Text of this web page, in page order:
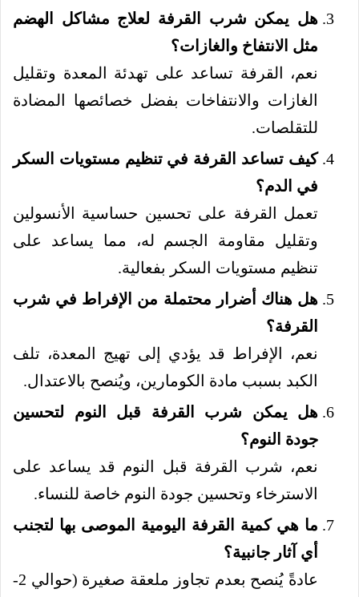
هل يمكن شرب القرفة لعلاج مشاكل الهضم
مثل الانتفاخ والغازات؟
نعم، القرفة تساعد على تهدئة المعدة وتقليل
الغازات والانتفاخات بفضل خصائصها المضادة
للتقلصات.
كيف تساعد القرفة في تنظيم مستويات السكر
في الدم؟
تعمل القرفة على تحسين حساسية الأنسولين
وتقليل مقاومة الجسم له، مما يساعد على
تنظيم مستويات السكر بفعالية.
هل هناك أضرار محتملة من الإفراط في شرب
القرفة؟
نعم، الإفراط قد يؤدي إلى تهيج المعدة، تلف
الكبد بسبب مادة الكومارين، ويُنصح بالاعتدال.
هل يمكن شرب القرفة قبل النوم لتحسين
جودة النوم؟
نعم، شرب القرفة قبل النوم قد يساعد على
الاسترخاء وتحسين جودة النوم خاصة للنساء.
ما هي كمية القرفة اليومية الموصى بها لتجنب
أي آثار جانبية؟
عادةً يُنصح بعدم تجاوز ملعقة صغيرة (حوالي 2-